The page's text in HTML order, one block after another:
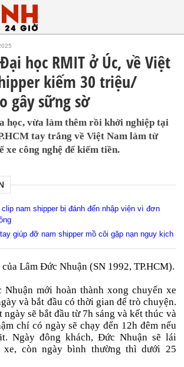
học RMIT ở Úc, về Việt
kiếm 30 triệu/
gây sững sờ
học, vừa làm thêm rồi khởi nghiệp tại
tay trắng về Việt Nam làm từ
xe công nghệ để kiếm tiền.
nam shipper bị đánh đến nhập viện vì đơn
giúp đỡ nam shipper mồ côi gặp nạn nguy kịch
Lâm Đức Nhuận (SN 1992, TP.HCM).
mới hoàn thành xong chuyến xe
và bắt đầu có thời gian để trò chuyện.
sẽ bắt đầu từ 7h sáng và kết thúc và
chí có ngày sẽ chạy đến 12h đêm nếu
Ngày đông khách, Đức Nhuận sẽ lái
xe, còn ngày bình thường thì dưới 25